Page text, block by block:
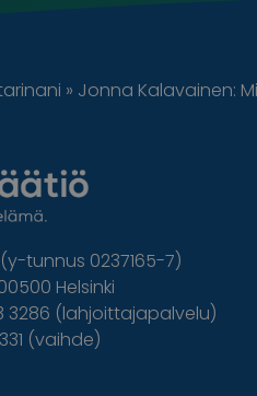
» Jonna Kalavainen:
tunnus 0237165-7)
Helsinki
3286 (lahjoittajapalvelu)
(vaihde)